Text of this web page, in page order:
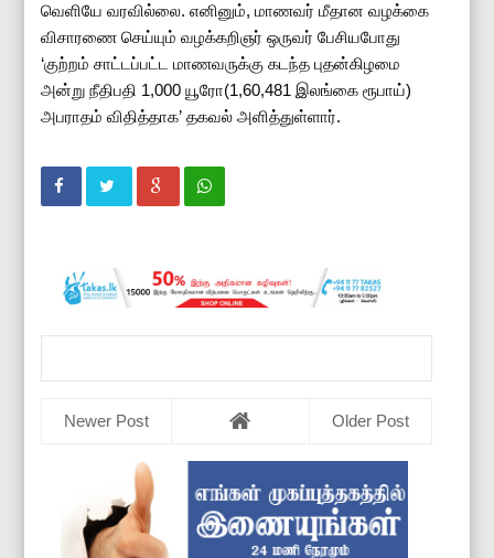
வெளியே வரவில்லை. எனினும், மாணவர் மீதான வழக்கை
விசாரணை செய்யும் வழக்கறிஞர் ஒருவர் பேசியபோது
‘குற்றம் சாட்டப்பட்ட மாணவருக்கு கடந்த புதன்கிழமை
அன்று நீதிபதி 1,000 யூரோ(1,60,481 இலங்கை ரூபாய்)
அபராதம் விதித்தாக’ தகவல் அளித்துள்ளார்.
Newer Post Older Post